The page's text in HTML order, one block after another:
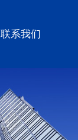
联系我们